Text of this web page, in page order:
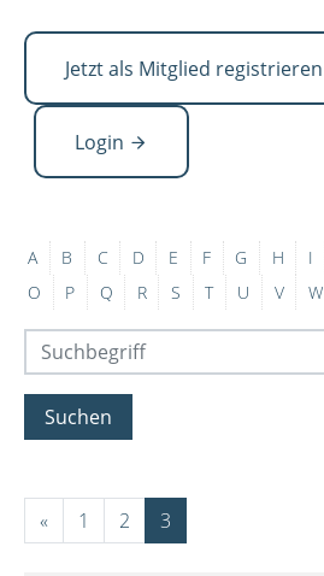
Jetzt als Mitglied registrieren
Login
A B C D E F G H I
O
P Q R S T U V W
Suchen
« 1 2 3